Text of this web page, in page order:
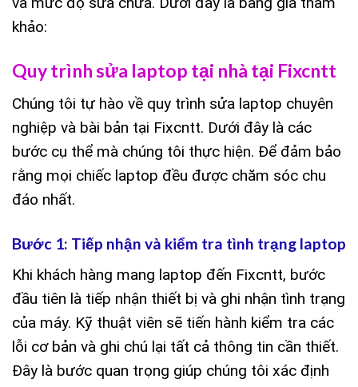
khảo:
Quy trình sửa laptop tại nhà tại Fixcntt
Chúng tôi tự hào về quy trình sửa laptop chuyên
nghiệp và bài bản tại Fixcntt. Dưới đây là các
bước cụ thể mà chúng tôi thực hiện. Để đảm bảo
rằng mọi chiếc laptop đều được chăm sóc chu
đáo nhất.
Bước 1: Tiếp nhận và kiểm tra tình trạng laptop
Khi khách hàng mang laptop đến Fixcntt, bước
đầu tiên là tiếp nhận thiết bị và ghi nhận tình trạng
của máy. Kỹ thuật viên sẽ tiến hành kiểm tra các
lỗi cơ bản và ghi chú lại tất cả thông tin cần thiết.
Đây là bước quan trọng giúp chúng tôi xác định